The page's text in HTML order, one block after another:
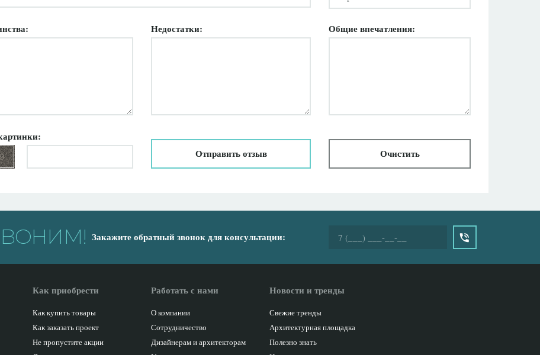
Недостатки: Общие впечатления:
Отправить отзыв
Очистить
Закажите обратный звонок для консультации:
Как приобрести
Как купить товары
Как заказать проект
Не пропустите акции
Работать с нами
О компании
Сотрудничество
Дизайнерам и архитекторам
Новости и тренды
Свежие тренды
Архитектурная площадка
Полезно знать